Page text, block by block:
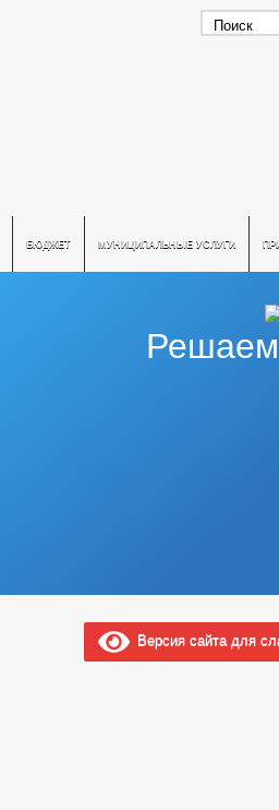
БЮДЖЕТ МУНИЦИПАЛЬНЫЕ УСЛУГИ
Версия сайта для